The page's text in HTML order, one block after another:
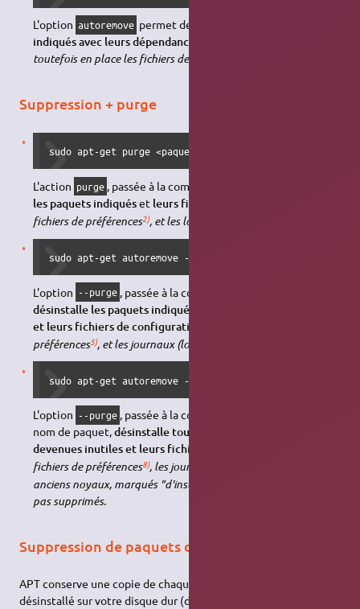
L'option autoremove permet de
indiqués avec leurs dépendances logicielles
toutefois en place les fichiers de configuration de ces paquets.
Suppression + purge
sudo apt-get purge <paquets(s)>
L'action purge , passée à la commande
les paquets indiquésetleurs fichiers de configuration
fichiers de préférences2), et les logs
sudo apt-get autoremove --purge <paquets(s)>
L'option --purge , passée à la commande
désinstalle les paquets indiqués, les dépendances logicielles
et leurs fichiers de configuration
préférences5), et les journaux (logs)
sudo apt-get autoremove --purge
L'option --purge , passée à la commande
nom de paquet,désinstalle toutes les dépendances
devenues inutiles et leurs fichiers de configuration
fichiers de préférences8), les journaux (logs)
anciens noyaux, marqués "d'installation manuelle" ne sont
pas supprimés.
Suppression de paquets d'installation
APT conserve une copie de chaque paquet installé et
désinstallé sur votre disque dur (dans le dossier